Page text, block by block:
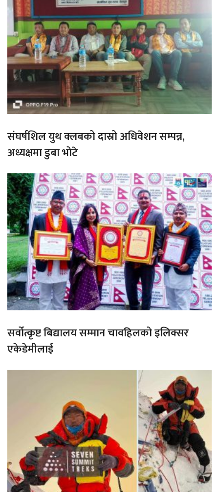
संघर्षशिल युथ क्लबको दास्रो अधिवेशन सम्पन्न,
अध्यक्षमा डुबा भोटे
सर्वोत्कृष्ट बिद्यालय सम्मान चावहिलको इलिक्सर
एकेडेमीलाई